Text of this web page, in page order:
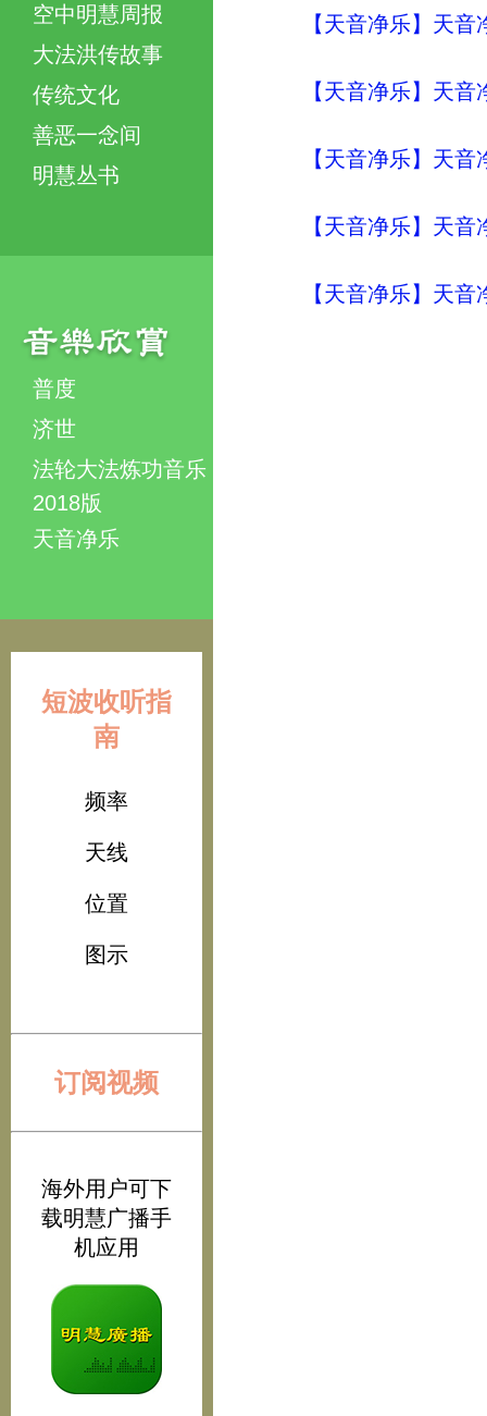
空中明慧周报
大法洪传故事
传统文化
善恶一念间
明慧丛书
普度
济世
法轮大法炼功音乐
2018版
天音净乐
短波收听指
南
频率
天线
位置
图示
订阅视频
海外用户可下
载明慧广播手
机应用
【天音净乐】天
【天音净乐】天
【天音净乐】天
【天音净乐】天
【天音净乐】天